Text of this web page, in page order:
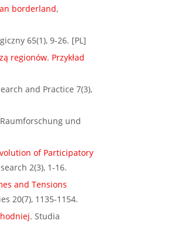
borderland,
65(1), 9-26. [PL]
regionów. Przykład
and Practice 7(3),
und
of Participatory
2(3), 1-16.
and Tensions
20(7), 1135-1154.
. Studia